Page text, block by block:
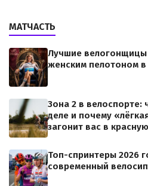
МАТЧАСТЬ
Лучшие велогонщицы
женским пелотоном в
Зона 2 в велоспорте:
деле и почему
загонит вас в
Топ-спринтеры 2026
современный